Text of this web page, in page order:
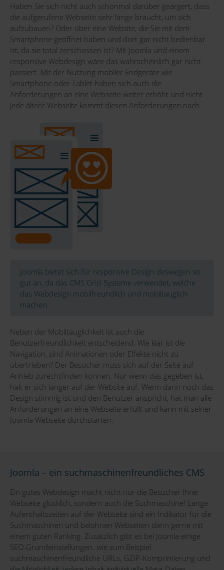
Haben Sie sich nicht auch schonmal darüber geärgert, dass
die aufgerufene Webseite sehr lange braucht, um sich
aufzubauen? Oder über eine Website, die Sie mit dem
Smartphone geöffnet haben und dort gar nicht bedienbar
ist, da sie total zerschossen ist? Mit Joomla und einem
responsive Webdesign wäre das wahrscheinlich gar nicht
passiert. Mit der Nutzung mobiler Endgeräte wie
Smartphone oder Tablet haben sich auch die
Anforderungen an eine Webseite weiter erhöht und nicht
jede ältere Webseite kommt diesen Anforderungen nach.
Joomla bietet sich für responsive Design deswegen so
gut an, da das CMS Grid-Systeme verwendet, welche
das Webdesign mobilfreundlich und mobiltauglich
machen.
Neben der Mobiltauglichkeit ist auch die
Benutzerfreundlichkeit entscheidend. Wie klar ist die
Navigation, sind Animationen oder Effekte nicht zu
übertrieben? Der Besucher muss sich auf der Seite auf
Anhieb zurechtfinden können. Nur wenn das gegeben ist,
hält er sich länger auf der Website auf. Wenn dann noch das
Design stimmig ist und den Benutzer anspricht, hat man alle
Anforderungen an eine Webseite erfüllt und kann mit seiner
Joomla Webseite durchstarten.
Joomla – ein suchmaschinenfreundliches CMS
Ein gutes Webdesign macht nicht nur die Besucher Ihrer
Webseite glücklich, sondern auch die Suchmaschine! Lange
Aufenthaltszeiten auf der Webseite sind ein Indikator für die
Suchmaschinen und belohnen Webseiten dann gerne mit
einem guten Ranking. Zusätzlich gibt es bei Joomla einige
SEO-Grundeinstellungen. wie zum Beispiel
suchmaschinenfreundliche URLs, GZIP-Komprimierung und